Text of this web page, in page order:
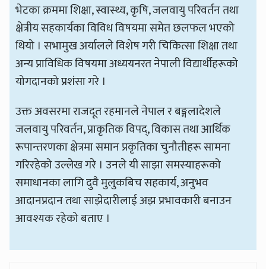
भेटका क्रममा शिक्षा, स्वास्थ्य, कृषि, जलवायु परिवर्तन तथा
क्षेत्रीय सहकार्यका विविध विषयमा समेत छलफल भएको
थियो । सभामुख अर्यालले विशेष गरी चिकित्सा शिक्षा तथा
अन्य प्राविधिक विषयमा अध्ययनरत नेपाली विद्यार्थीहरूको
योगदानको प्रशंसा गरे ।
उक्त अवसरमा राजदूत रहमानले नेपाल र बङ्गलादेशले
जलवायु परिवर्तन, प्राकृतिक विपद्, विकास तथा आर्थिक
रूपान्तरणका क्षेत्रमा समान प्रकृतिका चुनौतीहरू सामना
गरिरहेको उल्लेख गरे । उनले यी साझा समस्याहरूको
समाधानका लागि दुवै मुलुकबिच सहकार्य, अनुभव
आदानप्रदान तथा साझेदारीलाई अझ प्रभावकारी बनाउन
आवश्यक रहेको बताए ।